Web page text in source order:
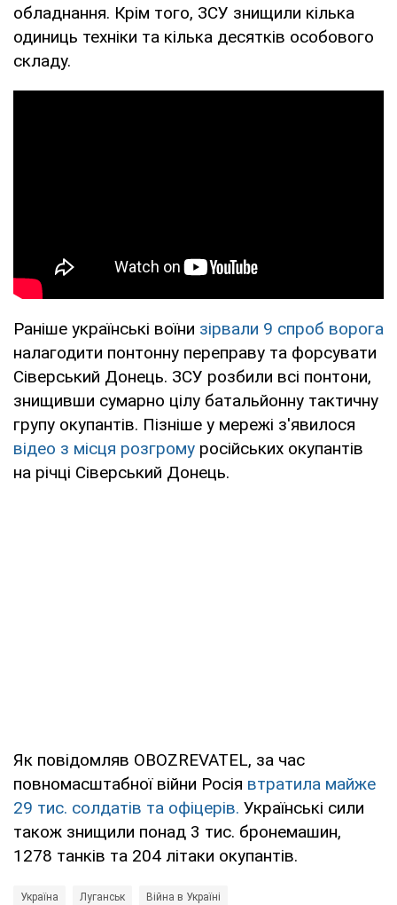
обладнання. Крім того, ЗСУ знищили кілька
одиниць техніки та кілька десятків особового
складу.
Раніше українські воїни зірвали 9 спроб ворога
налагодити понтонну переправу та форсувати
Сіверський Донець. ЗСУ розбили всі понтони,
знищивши сумарно цілу батальйонну тактичну
групу окупантів. Пізніше у мережі з'явилося
відео з місця розгрому російських окупантів
на річці Сіверський Донець.
Як повідомляв OBOZREVATEL, за час
повномасштабної війни Росія втратила майже
29 тис. солдатів та офіцерів. Українські сили
також знищили понад 3 тис. бронемашин,
1278 танків та 204 літаки окупантів.
Україна Луганськ Війна в Україні